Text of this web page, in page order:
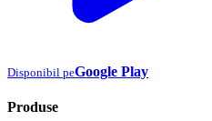
Disponibil peGoogle Play
Produse